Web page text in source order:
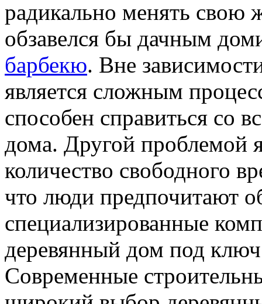
радикально менять свою
обзавелся бы дачным
барбекю. Вне
является сложным
способен справиться со
дома. Другой проблемой
количество свободного
что люди предпочитают
специализированные
деревянный дом под
Современные